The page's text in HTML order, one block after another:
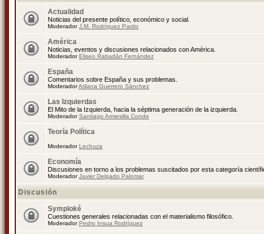
Actualidad
Noticias del presente político, económico y social.
ModeradorJ.M. Rodríguez Pardo
América
Noticias, eventos y discusiones relacionados con América.
ModeradorEliseo Rabadán Fernández
España
Comentarios sobre España y sus problemas.
ModeradorAtilana Guerrero Sánchez
Las Izquierdas
El Mito de la Izquierda, hacia la séptima generación de la izquierda.
ModeradorSantiago Armesilla Conde
Teoría Política
ModeradorLechuza
Economía
Discusiones en torno a los problemas suscitados por esta categoría
ModeradorJavier Delgado Palomar
Discusión
Symploké
Cuestiones generales relacionadas con el materialismo filosófico.
ModeradorPedro Insua Rodríguez